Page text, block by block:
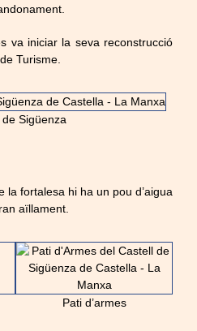
va iniciar la seva reconstrucció
Turisme.
Sigüenza
la fortalesa hi ha un pou d’aigua
aïllament.
Pati d’armes